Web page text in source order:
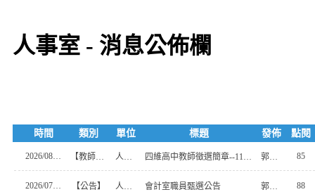
人事室 - 消息公佈欄
時間 類別 單位 標題 發佈 點閱
2026/08/05 【教師甄試】 人事室 四維高中教師徵選簡章--115學年度第1學期第5次教師甄選簡章 郭明宏 85
2026/07/29 【公告】 人事室 會計室職員甄選公告 郭明宏 88